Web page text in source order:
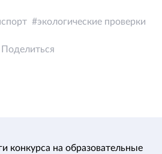
экологические проверки
Поделиться
конкурса на образовательные